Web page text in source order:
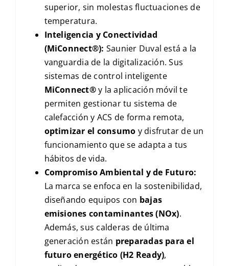
superior, sin molestas fluctuaciones de
temperatura.
Inteligencia y Conectividad
(MiConnect®): Saunier Duval está a la
vanguardia de la digitalización. Sus
sistemas de control inteligente
MiConnect®y la aplicación móvil te
permiten gestionar tu sistema de
calefacción y ACS de forma remota,
optimizar el consumo y disfrutar de un
funcionamiento que se adapta a tus
hábitos de vida.
Compromiso Ambiental y de Futuro:
La marca se enfoca en la sostenibilidad,
diseñando equipos con bajas
emisiones contaminantes (NOx).
Además, sus calderas de última
generación están preparadas para el
futuro energético (H2 Ready),